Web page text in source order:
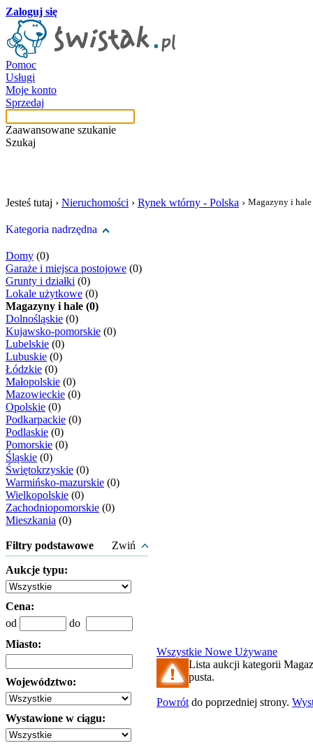
Zaloguj się
Pomoc
Usługi
Moje konto
Sprzedaj
Zaawansowane szukanie
Szukaj
Jesteś tutaj › Nieruchomości › Rynek wtórny - Polska › Magazyny i hale
Kategoria nadrzędna
Domy (0)
Garaże i miejsca postojowe (0)
Grunty i działki (0)
Lokale użytkowe (0)
Magazyny i hale (0)
Dolnośląskie (0)
Kujawsko-pomorskie (0)
Lubelskie (0)
Lubuskie (0)
Łódzkie (0)
Małopolskie (0)
Mazowieckie (0)
Opolskie (0)
Podkarpackie (0)
Podlaskie (0)
Pomorskie (0)
Śląskie (0)
Świętokrzyskie (0)
Warmińsko-mazurskie (0)
Wielkopolskie (0)
Zachodniopomorskie (0)
Mieszkania (0)
Filtry podstawowe Zwiń
Aukcje typu:
Cena:
od
do
Miasto:
Województwo:
Wystawione w ciągu:
Wszystkie Nowe Używane
Lista aukcji kategorii
pusta.
Powrót do poprzedniej strony.